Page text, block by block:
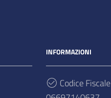
INFORMAZIONI
Codice Fiscale